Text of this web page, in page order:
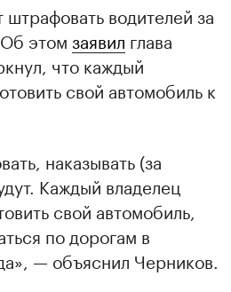
водителей за
этом заявил глава
что каждый
свой автомобиль к
наказывать (за
Каждый владелец
свой автомобиль,
по дорогам в
— объяснил Черников.